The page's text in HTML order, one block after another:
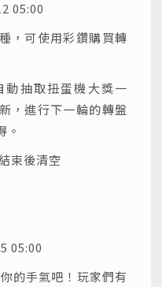
05:00
，可使用彩鑽購買轉
動抽取扭蛋機大獎一
，進行下一輪的轉盤
。
束後清空
05:00
的手氣吧！玩家們有